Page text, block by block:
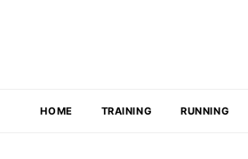
HOME TRAINING RUNNING